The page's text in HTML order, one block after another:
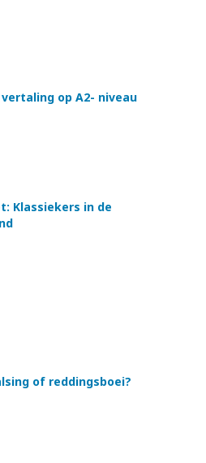
op A2- niveau
Klassiekers in de
of reddingsboei?